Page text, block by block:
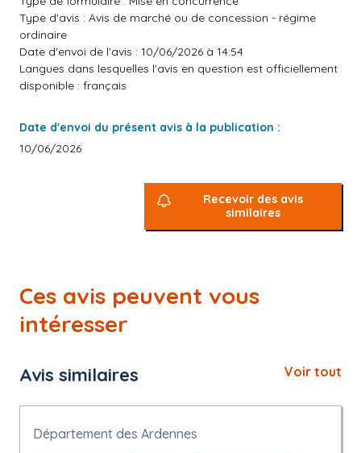
Type d'avis : Avis de marché ou de concession - régime
ordinaire
Date d'envoi de l'avis : 10/06/2026 à 14:54
Langues dans lesquelles l'avis en question est officiellement
disponible : français
Date d'envoi du présent avis à la publication :
10/06/2026
Recevoir des avis
similaires
Ces avis peuvent vous
intéresser
Avis similaires Voir tout
Département des Ardennes